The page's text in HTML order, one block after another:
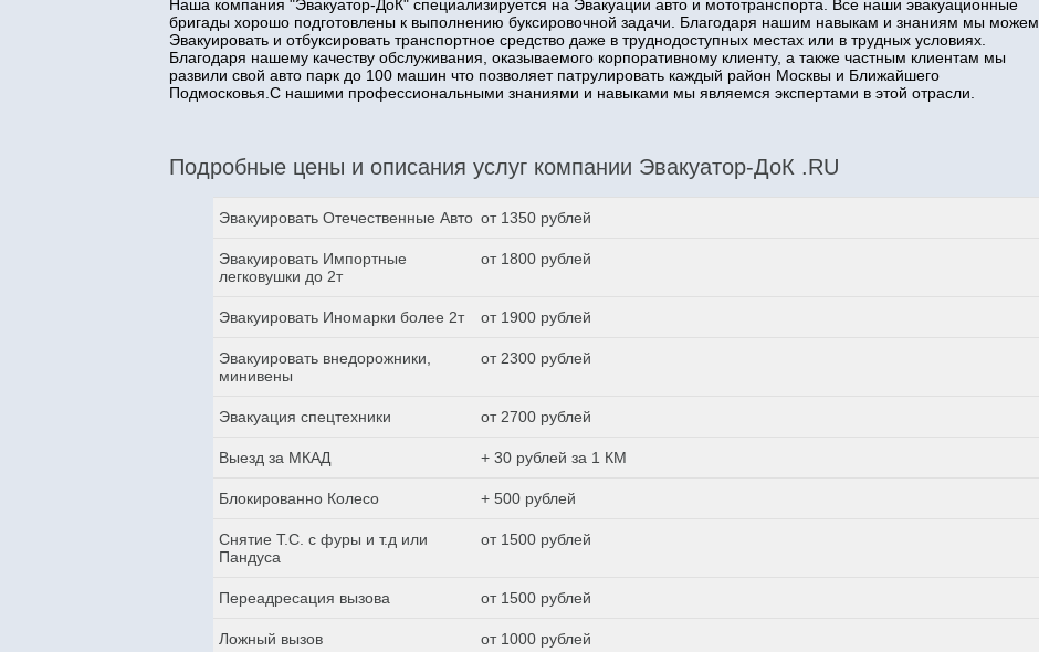
Наша компания "Эвакуатор-ДоК" специализируется на Эвакуации авто и мототранспорта. Все наши эвакуационные
бригады хорошо подготовлены к выполнению буксировочной задачи. Благодаря нашим навыкам и знаниям мы можем
Эвакуировать и отбуксировать транспортное средство даже в труднодоступных местах или в трудных условиях.
Благодаря нашему качеству обслуживания, оказываемого корпоративному клиенту, а также частным клиентам мы
развили свой авто парк до 100 машин что позволяет патрулировать каждый район Москвы и Ближайшего
Подмосковья.С нашими профессиональными знаниями и навыками мы являемся экспертами в этой отрасли.
Подробные цены и описания услуг компании Эвакуатор-ДоК .RU
Эвакуировать Отечественные Авто от 1350 рублей
Эвакуировать Импортные
легковушки до 2т
от 1800 рублей
Эвакуировать Иномарки более 2т от 1900 рублей
Эвакуировать внедорожники,
минивены
от 2300 рублей
Эвакуация спецтехники от 2700 рублей
Выезд за МКАД + 30 рублей за 1 КМ
Блокированно Колесо + 500 рублей
Снятие Т.С. с фуры и т.д или
Пандуса
от 1500 рублей
Переадресация вызова от 1500 рублей
Ложный вызов от 1000 рублей